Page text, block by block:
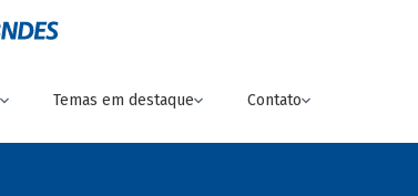
Temas em destaque Contato